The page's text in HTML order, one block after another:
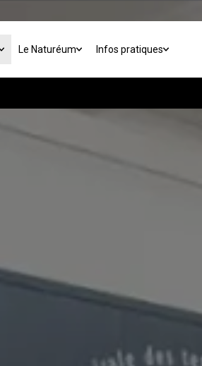
Le Naturéum Infos pratiques